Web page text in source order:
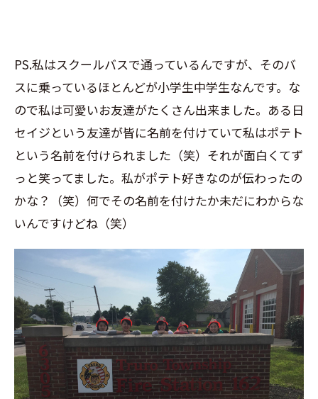
PS.私はスクールバスで通っているんですが、そのバ
スに乗っているほとんどが小学生中学生なんです。な
ので私は可愛いお友達がたくさん出来ました。ある日
セイジという友達が皆に名前を付けていて私はポテト
という名前を付けられました（笑）それが面白くてず
っと笑ってました。私がポテト好きなのが伝わったの
かな？（笑）何でその名前を付けたか未だにわからな
いんですけどね（笑）